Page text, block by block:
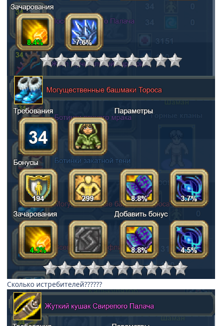
Сколько истребителей??????